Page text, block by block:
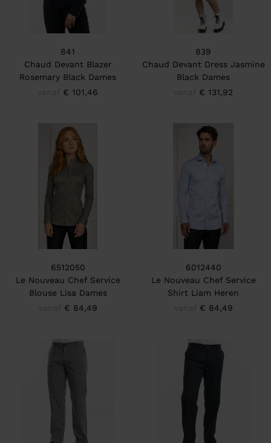
841
Chaud Devant Blazer
Rosemary Black Dames
€ 101,46
839
Chaud Devant Dress Jasmine
Black Dames
€ 131,92
6512050
Le Nouveau Chef Service
Blouse Lisa Dames
€ 84,49
6012440
Le Nouveau Chef Service
Shirt Liam Heren
€ 84,49